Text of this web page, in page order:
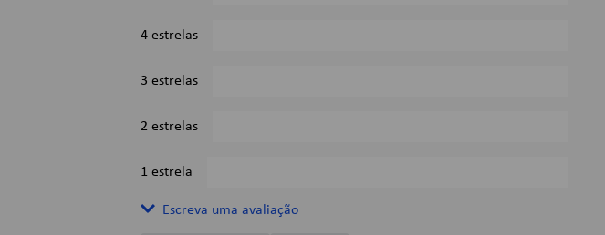
4 estrelas
3 estrelas
2 estrelas
1 estrela
Escreva uma avaliação